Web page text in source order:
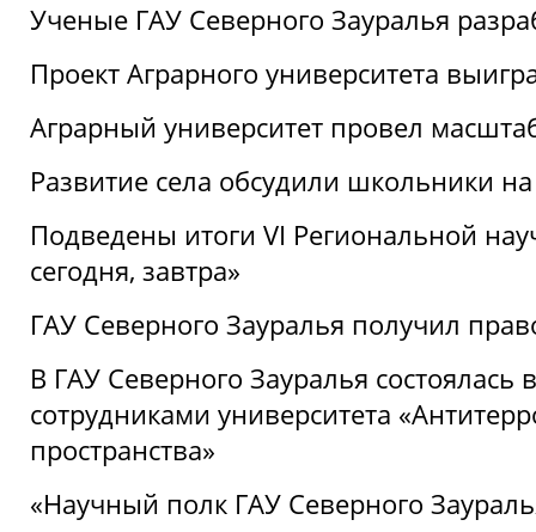
Ученые ГАУ Северного Зауралья
Проект Аграрного университета
Аграрный университет провел
Развитие села обсудили школьники
Подведены итоги VI Региональной
сегодня, завтра»
ГАУ Северного Зауралья получил
В ГАУ Северного Зауралья состоялась
сотрудниками университета
пространства»
«Научный полк ГАУ Северного